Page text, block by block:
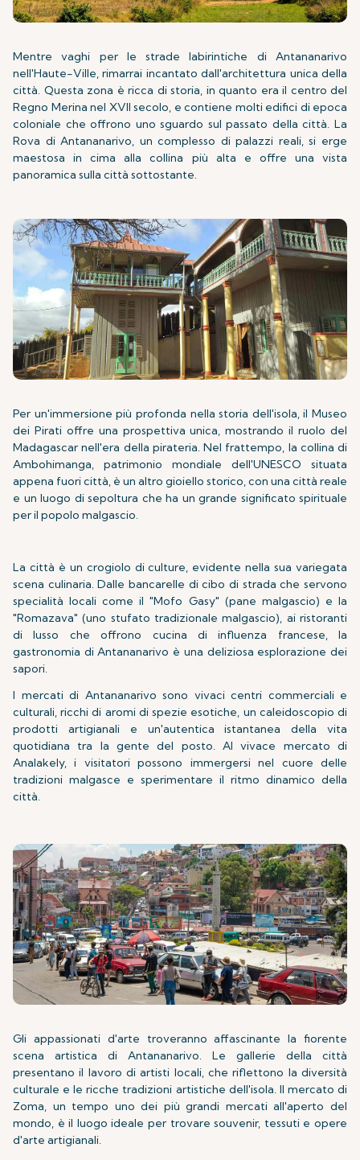
Mentre vaghi per le strade labirintiche di Antananarivo
nell'Haute-Ville, rimarrai incantato dall'architettura unica della
città. Questa zona è ricca di storia, in quanto era il centro del
Regno Merina nel XVII secolo, e contiene molti edifici di epoca
coloniale che offrono uno sguardo sul passato della città. La
Rova di Antananarivo, un complesso di palazzi reali, si erge
maestosa in cima alla collina più alta e offre una vista
panoramica sulla città sottostante.
Per un'immersione più profonda nella storia dell'isola, il Museo
dei Pirati offre una prospettiva unica, mostrando il ruolo del
Madagascar nell'era della pirateria. Nel frattempo, la collina di
Ambohimanga, patrimonio mondiale dell'UNESCO situata
appena fuori città, è un altro gioiello storico, con una città reale
e un luogo di sepoltura che ha un grande significato spirituale
per il popolo malgascio.
La città è un crogiolo di culture, evidente nella sua variegata
scena culinaria. Dalle bancarelle di cibo di strada che servono
specialità locali come il "Mofo Gasy" (pane malgascio) e la
"Romazava" (uno stufato tradizionale malgascio), ai ristoranti
di lusso che offrono cucina di influenza francese, la
gastronomia di Antananarivo è una deliziosa esplorazione dei
sapori.
I mercati di Antananarivo sono vivaci centri commerciali e
culturali, ricchi di aromi di spezie esotiche, un caleidoscopio di
prodotti artigianali e un'autentica istantanea della vita
quotidiana tra la gente del posto. Al vivace mercato di
Analakely, i visitatori possono immergersi nel cuore delle
tradizioni malgasce e sperimentare il ritmo dinamico della
città.
Gli appassionati d'arte troveranno affascinante la fiorente
scena artistica di Antananarivo. Le gallerie della città
presentano il lavoro di artisti locali, che riflettono la diversità
culturale e le ricche tradizioni artistiche dell'isola. Il mercato di
Zoma, un tempo uno dei più grandi mercati all'aperto del
mondo, è il luogo ideale per trovare souvenir, tessuti e opere
d'arte artigianali.